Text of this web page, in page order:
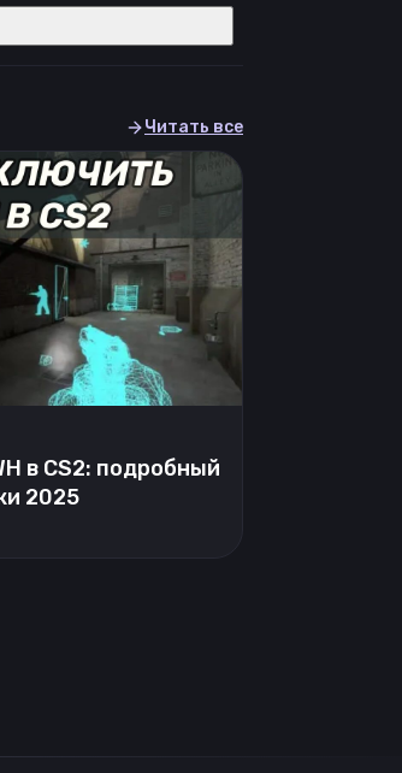
Читать все
в CS2: подробный
2025